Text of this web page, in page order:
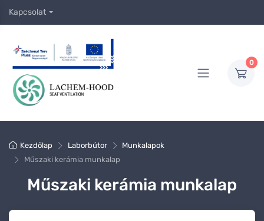
Kapcsolat
0
Kezdőlap Laborbútor
Munkalapok
Műszaki kerámia munkalap
Műszaki kerámia munkalap